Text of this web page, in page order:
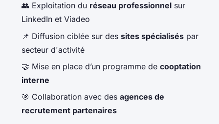
👥 Exploitation du réseau professionnel sur
LinkedIn et Viadeo
📌 Diffusion ciblée sur des sites spécialisés par
secteur d'activité
🤝 Mise en place d’un programme de cooptation
interne
🎯 Collaboration avec des agences de
recrutement partenaires